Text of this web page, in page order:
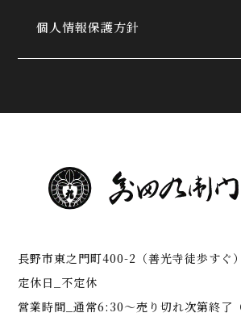
個人情報保護方針
長野市東之門町400-2（善光寺徒歩すぐ）
定休日_不定休
営業時間_通常6:30～売り切れ次第終了